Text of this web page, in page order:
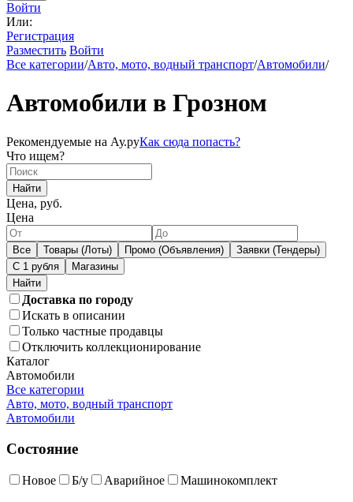
Войти
Или:
Регистрация
Разместить Войти
Все категории/Авто, мото, водный транспорт/Автомобили/
Автомобили в Грозном
Рекомендуемые на Ау.руКак сюда попасть?
Что ищем?
Найти
Цена, руб.
Цена
Все Товары (Лоты) Промо (Объявления)
Заявки (Тендеры)
С 1 рубля
Магазины
Доставка по городу
Искать в описании
Только частные продавцы
Отключить коллекционирование
Каталог
Автомобили
Все категории
Авто, мото, водный транспорт
Автомобили
Состояние
Новое Б/у Аварийное Машинокомплект